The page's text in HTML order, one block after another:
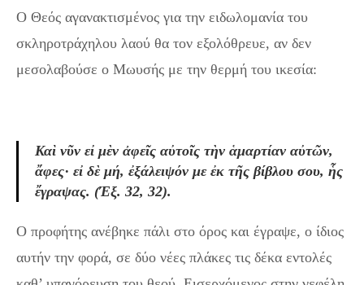
Ο Θεός αγανακτισμένος για την ειδωλομανία του
σκληροτράχηλου λαού θα τον εξολόθρευε, αν δεν
μεσολαβούσε ο Μωυσής με την θερμή του ικεσία:
Καὶ νῦν εἰ μὲν ἀφεῖς αὐτοῖς τὴν ἁμαρτίαν αὐτῶν,
ἄφες· εἰ δὲ μή, ἐξάλειψόν με ἐκ τῆς βίβλου σου, ἧς
ἔγραψας. (Έξ. 32, 32).
Ο προφήτης ανέβηκε πάλι στο όρος και έγραψε, ο ίδιος
αυτήν την φορά, σε δύο νέες πλάκες τις δέκα εντολές